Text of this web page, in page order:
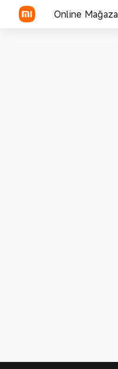
Online Mağaza